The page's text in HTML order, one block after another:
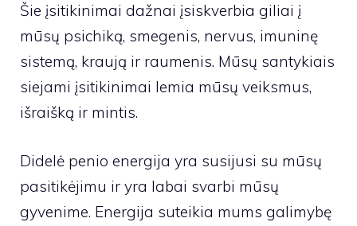
Šie įsitikinimai dažnai įsiskverbia giliai į
mūsų psichiką, smegenis, nervus, imuninę
sistemą, kraują ir raumenis. Mūsų santykiais
siejami įsitikinimai lemia mūsų veiksmus,
išraišką ir mintis.
Didelė penio energija yra susijusi su mūsų
pasitikėjimu ir yra labai svarbi mūsų
gyvenime. Energija suteikia mums galimybę